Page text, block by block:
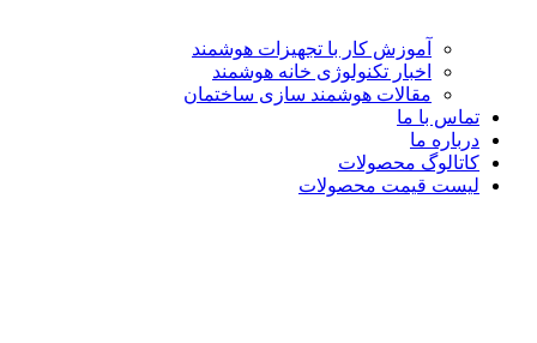
آموزش کار با تجهیزات هوشمند
اخبار تکنولوژی خانه هوشمند
مقالات هوشمند سازی ساختمان
تماس با ما
درباره ما
کاتالوگ محصولات
لیست قیمت محصولات